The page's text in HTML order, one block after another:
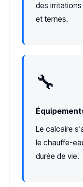
des
et ternes.
🔧
Le calcaire
le chauffe-
durée de vie.